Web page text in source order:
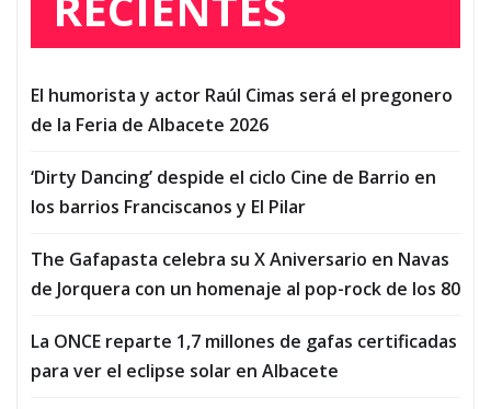
El humorista y actor Raúl Cimas será el pregonero
de la Feria de Albacete 2026
‘Dirty Dancing’ despide el ciclo Cine de Barrio en
los barrios Franciscanos y El Pilar
The Gafapasta celebra su X Aniversario en Navas
de Jorquera con un homenaje al pop-rock de los 80
La ONCE reparte 1,7 millones de gafas certificadas
para ver el eclipse solar en Albacete